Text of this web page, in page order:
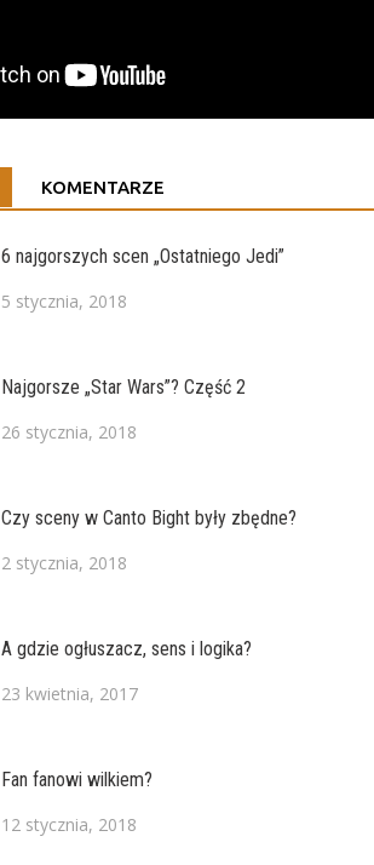
KOMENTARZE
6 najgorszych scen „Ostatniego Jedi”
5 stycznia, 2018
Najgorsze „Star Wars”? Część 2
26 stycznia, 2018
Czy sceny w Canto Bight były zbędne?
2 stycznia, 2018
A gdzie ogłuszacz, sens i logika?
23 kwietnia, 2017
Fan fanowi wilkiem?
12 stycznia, 2018